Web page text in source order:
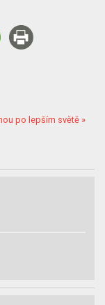
po lepším světě »